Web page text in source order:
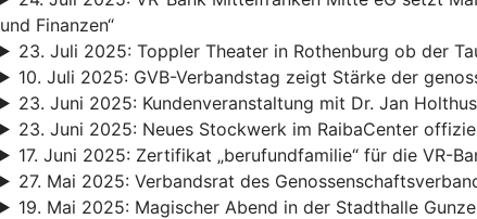
und Finanzen“
23. Juli 2025: Toppler Theater in Rothenburg ob der
10. Juli 2025: GVB-Verbandstag zeigt Stärke der
23. Juni 2025: Kundenveranstaltung mit Dr. Jan
23. Juni 2025: Neues Stockwerk im RaibaCenter
17. Juni 2025: Zertifikat „berufundfamilie“ für die VR-
27. Mai 2025: Verbandsrat des
19. Mai 2025: Magischer Abend in der Stadthalle